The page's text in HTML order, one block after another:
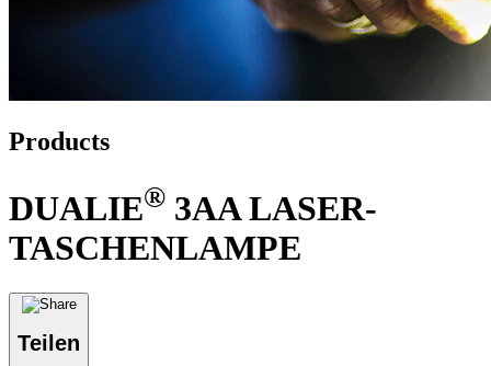
Products
DUALIE® 3AA LASER-
TASCHENLAMPE
Teilen